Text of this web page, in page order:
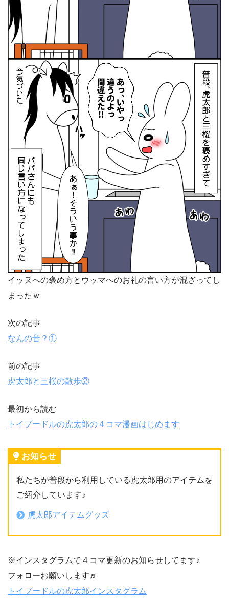
イッヌへの褒め方とウッマへのお礼の言い方が混ざってし
まったｗ
次の記事
なんの音？①
前の記事
虎太郎と三桜の散歩②
最初から読む
トイプードルの虎太郎の４コマ漫画はじめます
お知らせ
私たちが普段から利用している虎太郎用のアイテムを
ご紹介しています♪
虎太郎アイテムグッズ
※インスタグラムで４コマ更新のお知らせしてます♪
フォローお願いします♬
トイプードルの虎太郎インスタグラム